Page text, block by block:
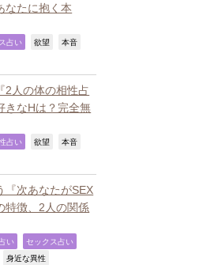
なたに抱く本
占い 欲望 本音
2人の体の相性占
きなHは？完全無
占い 欲望 本音
『次あなたがSEX
特徴、2人の関係
い セックス占い
身近な異性